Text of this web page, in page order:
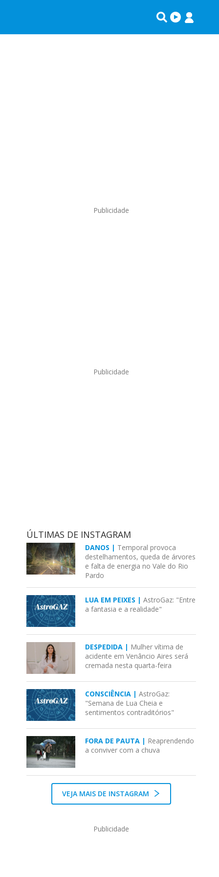
Publicidade
Publicidade
ÚLTIMAS DE INSTAGRAM
DANOS | Temporal provoca
destelhamentos, queda de árvores
e falta de energia no Vale do Rio
Pardo
LUA EM PEIXES |AstroGaz: "Entre
a fantasia e a realidade"
DESPEDIDA | Mulher vítima de
acidente em Venâncio Aires será
cremada nesta quarta-feira
CONSCIÊNCIA |AstroGaz:
"Semana de Lua Cheia e
sentimentos contraditórios"
FORA DE PAUTA | Reaprendendo
a conviver com a chuva
VEJA MAIS DE INSTAGRAM
Publicidade